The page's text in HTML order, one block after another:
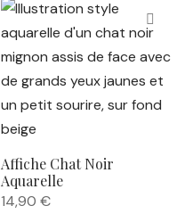
Affiche Chat Noir
Aquarelle
14,90 €